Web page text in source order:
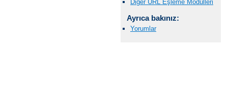
Diğer URL Eşleme Modülleri
Ayrıca bakınız:
Yorumlar